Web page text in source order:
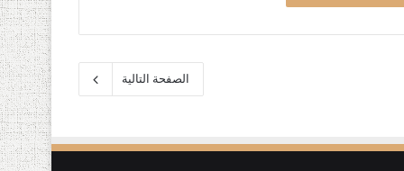
الصفحة التالية